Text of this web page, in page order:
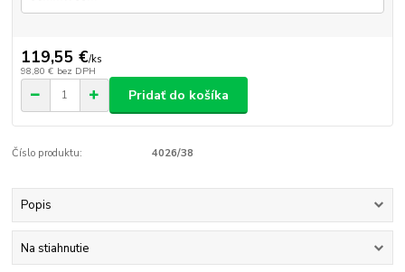
119,55 €/ks
98,80 € bez DPH
Pridať do košíka
Číslo produktu: 4026/38
Popis
Na stiahnutie